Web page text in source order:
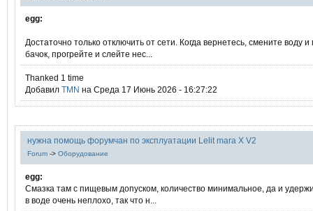
egg:
Достаточно только отключить от сети. Когда вернетесь, смените воду
бачок, прогрейте и слейте нес...
Thanked 1 time
Добавил TMN на Среда 17 Июнь 2026 - 16:27:22
нужна помощь форумчан по эксплуатации Lelit mara X V2
Forum -> Оборудование
egg:
Смазка там с пищевым допуском, количество минимальное, да и
в воде очень неплохо, так что н...